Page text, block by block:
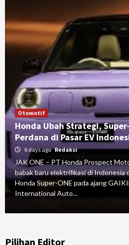
Otomotif
Honda Ubah Strategi,
Perdana di Pasar EV
6 days ago Redaksi
JAK ONE – PT Honda Prospect
babak baru elektrifikasi di Indonesia
Honda Super-ONE pada ajang
International Auto...
Pilihan Editor